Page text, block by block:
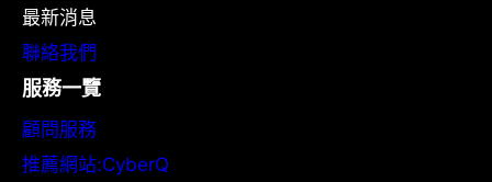
最新消息
聯絡我們
服務一覽
顧問服務
推薦網站:CyberQ